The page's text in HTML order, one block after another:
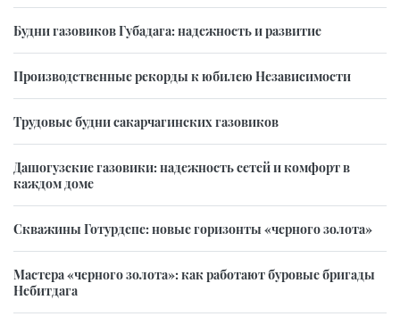
Будни газовиков Губадага: надежность и развитие
Производственные рекорды к юбилею Независимости
Трудовые будни сакарчагинских газовиков
Дашогузские газовики: надежность сетей и комфорт в
каждом доме
Скважины Готурдепе: новые горизонты «черного золота»
Мастера «черного золота»: как работают буровые бригады
Небитдага